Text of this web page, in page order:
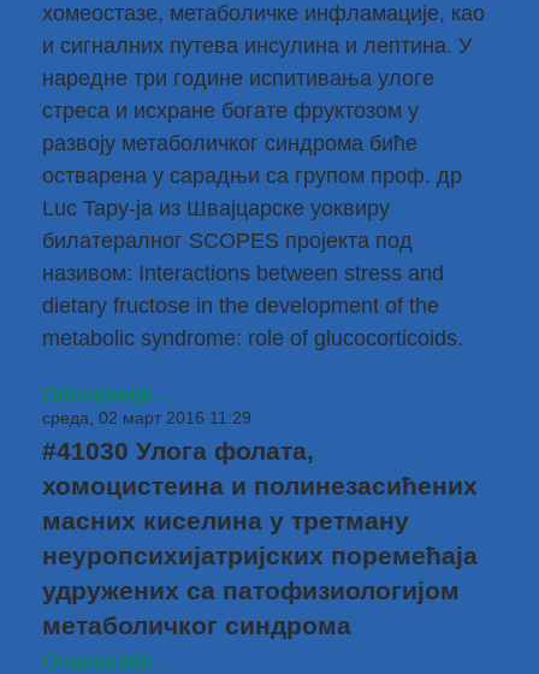
хомеостазе, метаболичке инфламације, као
и сигналних путева инсулина и лептина. У
наредне три године испитивања улоге
стреса и исхране богате фруктозом у
развоју метаболичког синдрома биће
остварена у сарадњи са групом проф. др
Luc Tapy-ја из Швајцарске уоквиру
билатералног SCOPES пројекта под
називом: Interactions between stress and
dietary fructose in the development of the
metabolic syndrome: role of glucocorticoids.
Опширније...
среда, 02 март 2016 11:29
#41030 Улога фолата,
хомоцистеина и полинезасићених
масних киселина у третману
неуропсихијатријских поремећаја
удружених са патофизиологијом
метаболичког синдрома
Опширније...